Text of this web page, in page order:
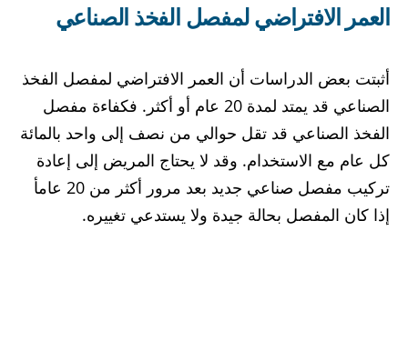
العمر الافتراضي لمفصل الفخذ الصناعي
أثبتت بعض الدراسات أن العمر الافتراضي لمفصل الفخذ
الصناعي قد يمتد لمدة 20 عام أو أكثر. فكفاءة مفصل
الفخذ الصناعي قد تقل حوالي من نصف إلى واحد بالمائة
كل عام مع الاستخدام. وقد لا يحتاج المريض إلى إعادة
تركيب مفصل صناعي جديد بعد مرور أكثر من 20 عامأ
إذا كان المفصل بحالة جيدة ولا يستدعي تغييره.